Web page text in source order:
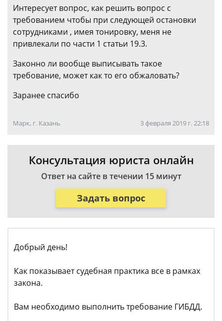
Интересует вопрос, как решить вопрос с
требованием чтобы при следующей остановки
сотрудниками , имея тонировку, меня не
привлекали по части 1 статьи 19.3.
Законно ли вообще выписывать такое
требование, может как то его обжаловать?
Заранее спасибо
Марк, г. Казань 3 февраля 2019 г. 22:18
Консультация юриста онлайн
Ответ на сайте в течении 15 минут
Задать вопрос
Добрый день!
Как показывает судебная практика все в рамках
закона.
Вам необходимо выполнить требование ГИБДД.